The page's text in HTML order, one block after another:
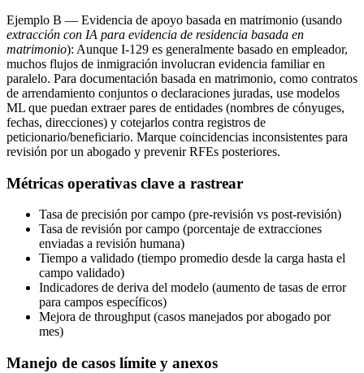
Ejemplo B — Evidencia de apoyo basada en matrimonio (usando
extracción con IA para evidencia de residencia basada en
matrimonio): Aunque I-129 es generalmente basado en empleador,
muchos flujos de inmigración involucran evidencia familiar en
paralelo. Para documentación basada en matrimonio, como contratos
de arrendamiento conjuntos o declaraciones juradas, use modelos
ML que puedan extraer pares de entidades (nombres de cónyuges,
fechas, direcciones) y cotejarlos contra registros de
peticionario/beneficiario. Marque coincidencias inconsistentes para
revisión por un abogado y prevenir RFEs posteriores.
Métricas operativas clave a rastrear
Tasa de precisión por campo (pre-revisión vs post-revisión)
Tasa de revisión por campo (porcentaje de extracciones
enviadas a revisión humana)
Tiempo a validado (tiempo promedio desde la carga hasta el
campo validado)
Indicadores de deriva del modelo (aumento de tasas de error
para campos específicos)
Mejora de throughput (casos manejados por abogado por
mes)
Manejo de casos límite y anexos